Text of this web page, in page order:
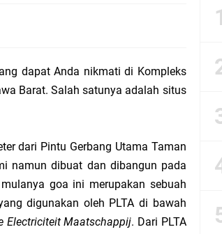
No. 40 Tahun 2014
Kecelakaan Diri antara UU No. 2 Tahun 1992 dan UU
yang Seharusnya
Kurban
dapat Anda nikmati di Kompleks
Barat. Salah satunya adalah situs
dari Pintu Gerbang Utama Taman
namun dibuat dan dibangun pada
goa ini merupakan sebuah
digunakan oleh PLTA di bawah
Electriciteit Maatschappij. Dari PLTA